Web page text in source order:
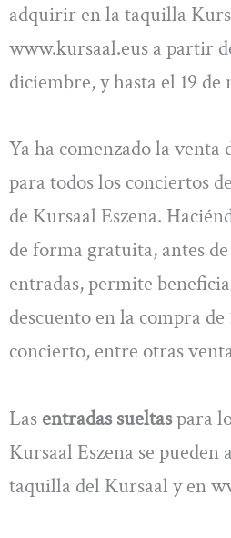
adquirir en la taquilla
www.kursaal.eus a partir
diciembre, y hasta el 19 de
Ya ha comenzado la venta
para todos los conciertos
de Kursaal Eszena.
de forma gratuita, antes
entradas, permite
descuento en la compra de
concierto, entre otras
Las entradas sueltaspara
Kursaal Eszena se
taquilla del Kursaal y en